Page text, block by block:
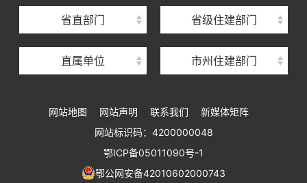
省直部门 省级住建部门
直属单位
湖北省住房保障中心
湖北省建设工程质量安全监督总站
湖北省建设工程标准定额管理总站
湖北省住建厅执业资格注册中心
湖北省城乡建设发展中心
湖北城市建设职业技术学院
市州住建部门
网站地图 网站声明 联系我们
新媒体矩阵
网站标识码：4200000048
鄂ICP备05011090号-1
鄂公网安备42010602000743